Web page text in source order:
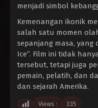
menjadi simbol
Kemenangan ikonik
salah satu momen
sepanjang masa, yang
Ice”. Film ini tidak
tersebut, tetapi juga
pemain, pelatih, dan
dan sejarah Amerika.
Views : 335